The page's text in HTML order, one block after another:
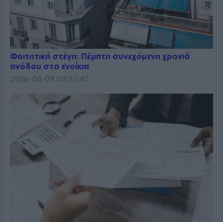
Φοιτητική στέγη: Πέμπτη συνεχόμενη χρονιά
ανόδου στα ενοίκια
2026-08-09 03:52:45